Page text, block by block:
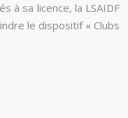
à sa licence, la LSAIDF
le dispositif « Clubs